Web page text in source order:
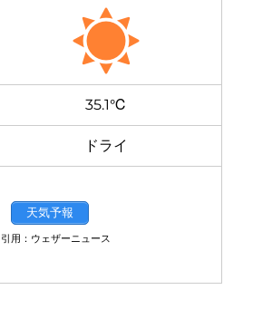
35.1℃
ドライ
天気予報
引用：ウェザーニュース